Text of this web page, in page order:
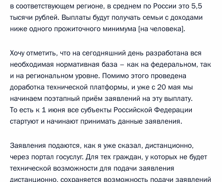
в соответствующем регионе, в среднем по России это 5,5
тысячи рублей. Выплаты будут получать семьи с доходами
ниже одного прожиточного минимума [на человека].
Хочу отметить, что на сегодняшний день разработана вся
необходимая нормативная база – как на федеральном, так
и на региональном уровне. Помимо этого проведена
доработка технической платформы, и уже с 20 мая мы
начинаем поэтапный приём заявлений на эту выплату.
То есть к 1 июня все субъекты Российской Федерации
стартуют и начинают принимать данные заявления.
Заявления подаются, как я уже сказал, дистанционно,
через портал госуслуг. Для тех граждан, у которых не будет
технической возможности для подачи заявления
дистанционно, сохраняется возможность подачи заявлений